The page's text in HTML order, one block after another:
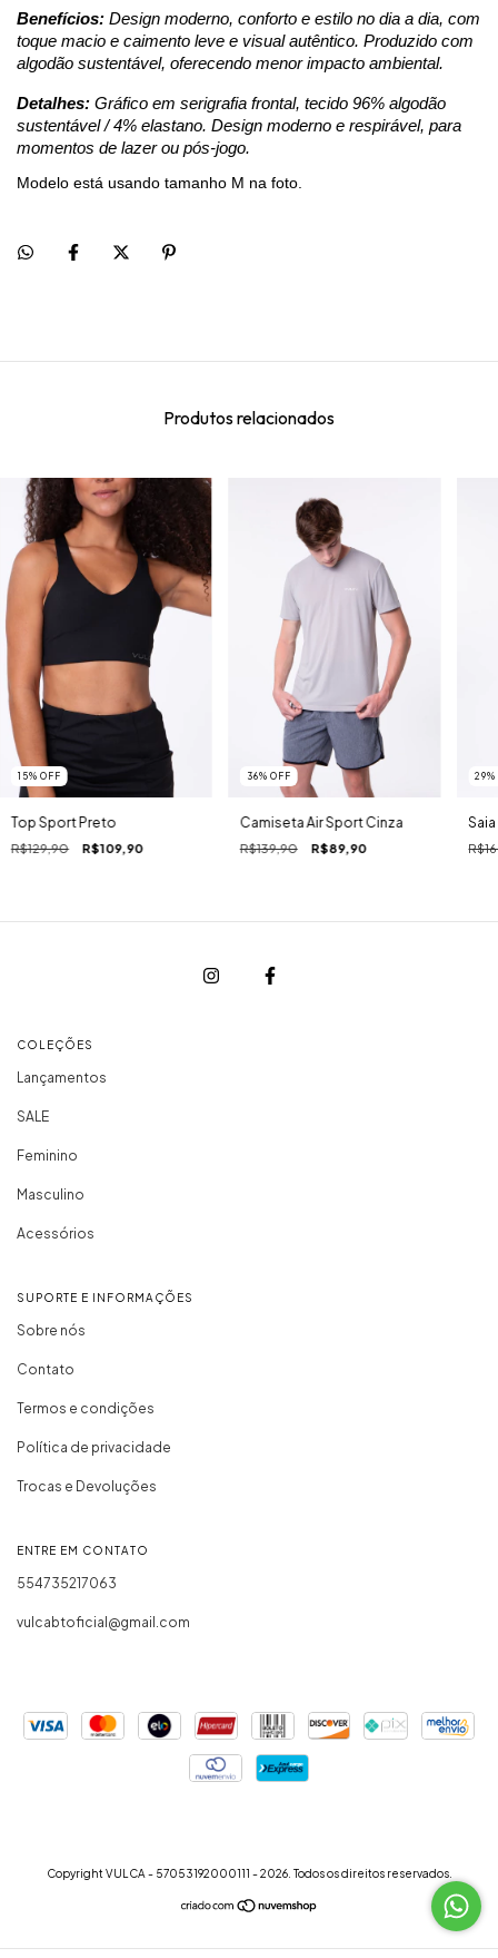
Benefícios: Design moderno, conforto e estilo no dia a dia, com
toque macio e caimento leve e visual autêntico. Produzido com
algodão sustentável, oferecendo menor impacto ambiental.
Detalhes: Gráfico em serigrafia frontal, tecido 96% algodão
sustentável / 4% elastano. Design moderno e respirável, para
momentos de lazer ou pós-jogo.
Modelo está usando tamanho M na foto.
Produtos relacionados
15% OFF
Top Sport Preto
R$129,90 R$109,90
36% OFF
Camiseta Air Sport Cinza
R$139,90 R$89,90
29%
COLEÇÕES
Lançamentos
SALE
Feminino
Masculino
Acessórios
SUPORTE E INFORMAÇÕES
Sobre nós
Contato
Termos e condições
Política de privacidade
Trocas e Devoluções
ENTRE EM CONTATO
554735217063
vulcabtoficial@gmail.com
Copyright VULCA - 57053192000111 - 2026. Todos os direitos reservados.